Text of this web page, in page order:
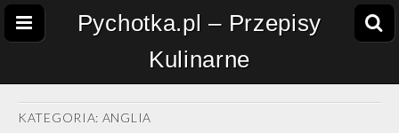
Pychotka.pl – Przepisy
Kulinarne
KATEGORIA: ANGLIA